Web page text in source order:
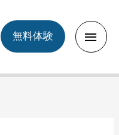
Main
無料体験